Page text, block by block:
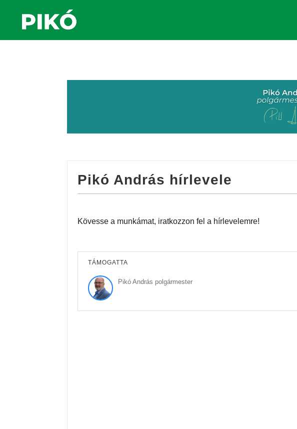
Pikó András hírlevele
Kövesse a munkámat, iratkozzon fel a hírlevelemre!
TÁMOGATTA
Pikó András polgármester